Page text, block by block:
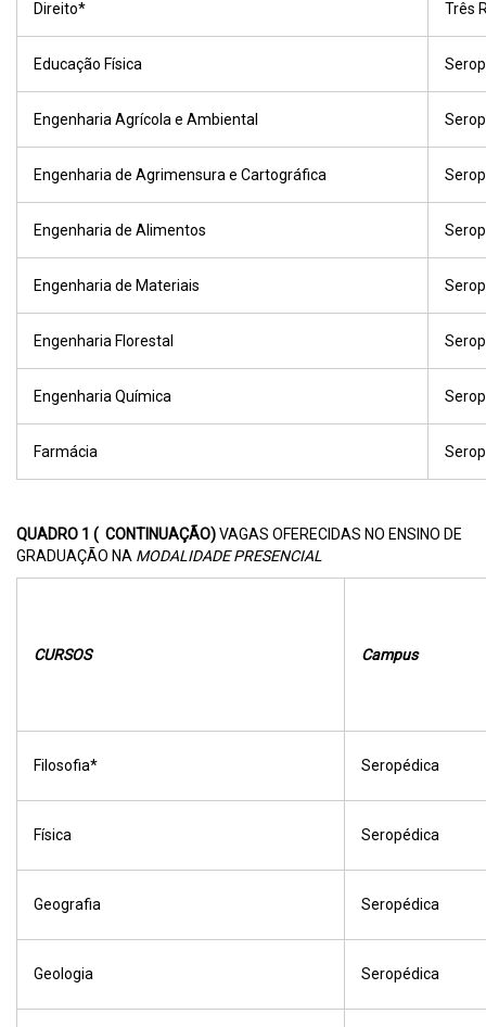
Direito* Três
Educação Física
Engenharia Agrícola e Ambiental
Engenharia de Agrimensura e Cartográfica
Engenharia de Alimentos
Engenharia de Materiais
Engenharia Florestal
Engenharia Química
Farmácia
QUADRO 1 ( CONTINUAÇÃO)VAGAS OFERECIDAS NO ENSINO DE
GRADUAÇÃO NA MODALIDADE PRESENCIAL
CURSOS Campus
Filosofia* Seropédica
Física Seropédica
Geografia Seropédica
Geologia Seropédica